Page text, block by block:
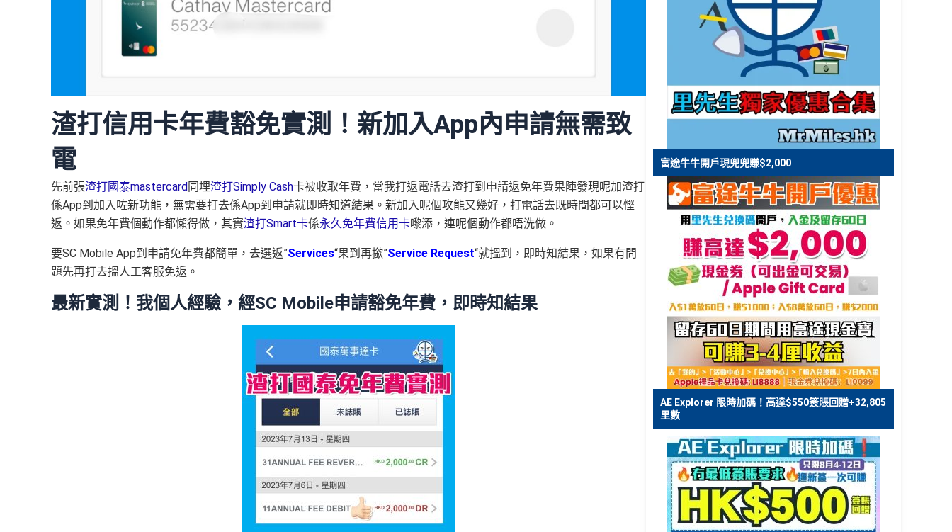
渣打信用卡年費豁免實測！新加入App內申請無需致
電
先前張渣打國泰mastercard同埋渣打Simply Cash卡被收取年費，當我打返電話去渣打到申請返免年費果陣發現呢加渣打
係App到加入咗新功能，無需要打去係App到申請就即時知道結果。新加入呢個攻能又幾好，打電話去既時間都可以慳
返。如果免年費個動作都懶得做，其實渣打Smart卡係永久免年費信用卡嚟添，連呢個動作都唔洗做。
要SC Mobile App到申請免年費都簡單，去選返”Services“果到再撳”Service Request“就搵到，即時知結果，如果有問
題先再打去搵人工客服免返。
最新實測！ 我個人經驗，經SC Mobile申請豁免年費，即時知結果
富途牛牛開戶現兜兜賺$2,000
AE Explorer 限時加碼！高達$550簽賬回贈+32,805
里數